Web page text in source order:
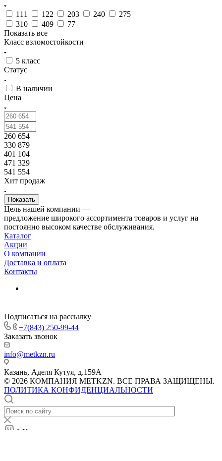
111 122 203 240
275
310
409
77
Показать все
Класс взломостойкости
5 класс
Статус
В наличии
Цена
260 654
330 879
401 104
471 329
541 554
Хит продаж
Цель нашей компании —
предложение широкого ассортимента товаров и услуг на
постоянно высоком качестве обслуживания.
Каталог
Акции
О компании
Доставка и оплата
Контакты
Подписаться на рассылку
+7(843) 250-99-44
Заказать звонок
info@metkzn.ru
Казань, Аделя Кутуя, д.159А
© 2026 КОМПАНИЯ METKZN. ВСЕ ПРАВА ЗАЩИЩЕНЫ.
ПОЛИТИКА КОНФИДЕНЦИАЛЬНОСТИ
0 Корзина